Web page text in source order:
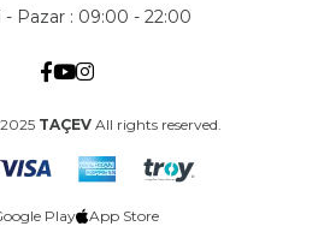
- Pazar : 09:00 - 22:00
TAÇEV All rights reserved.
Play App Store